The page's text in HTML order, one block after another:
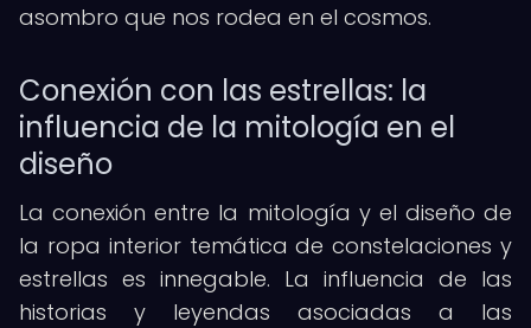
asombro que nos rodea en el cosmos.
Conexión con las estrellas: la
influencia de la mitología en el
diseño
La conexión entre la mitología y el diseño de
la ropa interior temática de constelaciones y
estrellas es innegable. La influencia de las
historias y leyendas asociadas a las